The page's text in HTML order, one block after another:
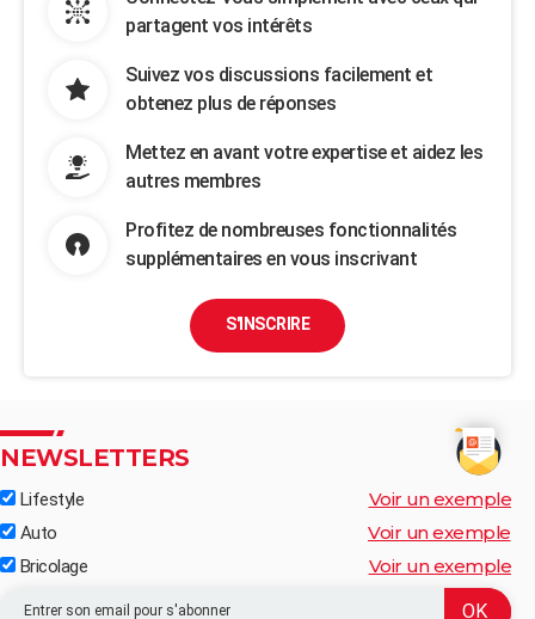
partagent vos intérêts
Suivez vos discussions facilement et
obtenez plus de réponses
Mettez en avant votre expertise et aidez les
autres membres
Profitez de nombreuses fonctionnalités
supplémentaires en vous inscrivant
S'INSCRIRE
NEWSLETTERS
Lifestyle Voir un exemple
Auto Voir un exemple
Bricolage Voir un exemple